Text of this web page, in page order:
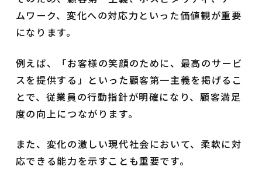
ムワーク、変化への対応力といった価値観が重要
になります。
例えば、「お客様の笑顔のために、最高のサービ
スを提供する」といった顧客第一主義を掲げるこ
とで、従業員の行動指針が明確になり、顧客満足
度の向上につながります。
また、変化の激しい現代社会において、柔軟に対
応できる能力を示すことも重要です。